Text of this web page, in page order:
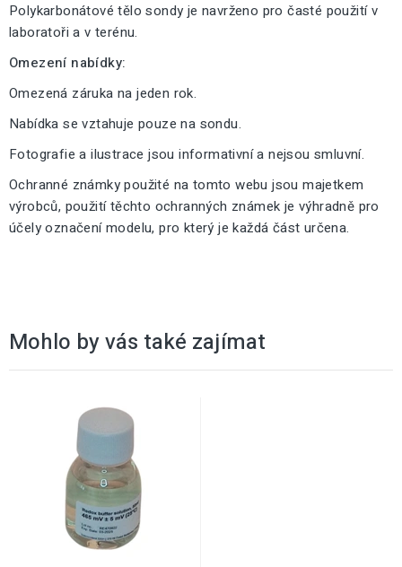
Polykarbonátové tělo sondy je navrženo pro časté použití v
laboratoři a v terénu.
Omezení nabídky:
Omezená záruka na jeden rok.
Nabídka se vztahuje pouze na sondu.
Fotografie a ilustrace jsou informativní a nejsou smluvní.
Ochranné známky použité na tomto webu jsou majetkem
výrobců, použití těchto ochranných známek je výhradně pro
účely označení modelu, pro který je každá část určena.
Mohlo by vás také zajímat